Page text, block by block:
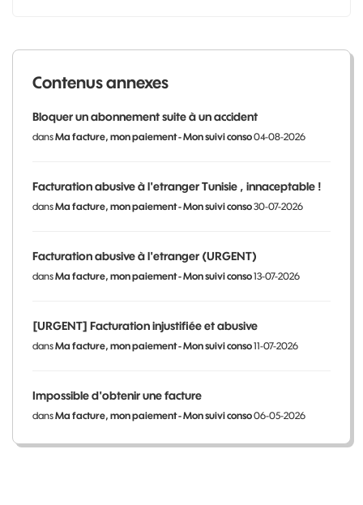
Contenus annexes
Bloquer un abonnement suite à un accident
dansMa facture, mon paiement - Mon suivi conso04-08-2026
Facturation abusive à l'etranger Tunisie , innaceptable !
dansMa facture, mon paiement - Mon suivi conso30-07-2026
Facturation abusive à l'etranger (URGENT)
dansMa facture, mon paiement - Mon suivi conso13-07-2026
[URGENT] Facturation injustifiée et abusive
dansMa facture, mon paiement - Mon suivi conso11-07-2026
Impossible d'obtenir une facture
dansMa facture, mon paiement - Mon suivi conso06-05-2026